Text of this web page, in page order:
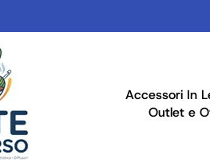
Accessori In
Outlet e